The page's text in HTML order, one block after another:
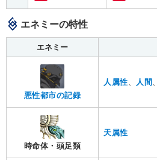
エネミーの特性
エネミー
悪性都市の記録
人属性、 人間 、
時命体・頭足類
天属性